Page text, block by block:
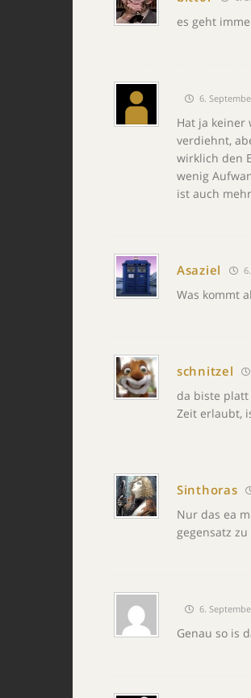
es geht
6.
Hat ja keiner
verdiehnt,
wirklich den
wenig
ist auch
Asaziel
Was kommt
schnitzel
da biste platt
Zeit erlaubt,
Sinthoras
Nur das ea
gegensatz
6.
Genau so is